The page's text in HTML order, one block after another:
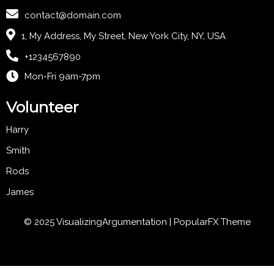
contact@domain.com
1, My Address, My Street, New York City, NY, USA
+1234567890
Mon-Fri 9am-7pm
Volunteer
Harry
Smith
Rods
James
© 2025 VisualizingArgumentation | PopularFX Theme